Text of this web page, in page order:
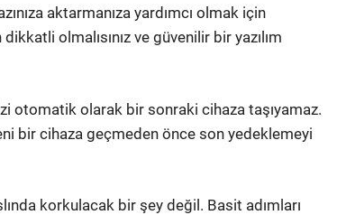
aktarmanıza yardımcı olmak için
olmalısınız ve güvenilir bir yazılım
otomatik olarak bir sonraki cihaza taşıyamaz.
bir cihaza geçmeden önce son yedeklemeyi
korkulacak bir şey değil. Basit adımları